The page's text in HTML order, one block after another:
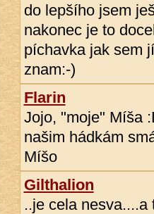
do lepšího jsem
nakonec je to
píchavka jak sem
znam:-)
Flarin
Jojo, "moje" Míša
našim hádkám
Míšo
Gilthalion
..je cela